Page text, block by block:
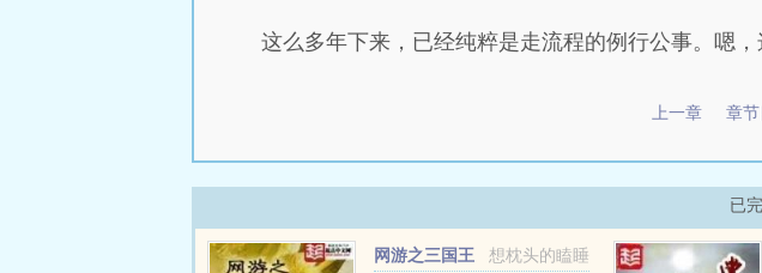
这么多年下来，已经纯粹是走流程的例行公事。嗯
上一章 章
已
想枕头的瞌睡
网游之三国王